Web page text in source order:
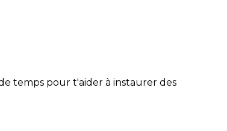
temps pour t'aider à instaurer des